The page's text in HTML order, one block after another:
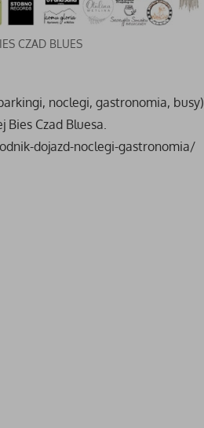
CZAD BLUES
noclegi, gastronomia, busy)
Czad Bluesa.
dojazd-noclegi-gastronomia/